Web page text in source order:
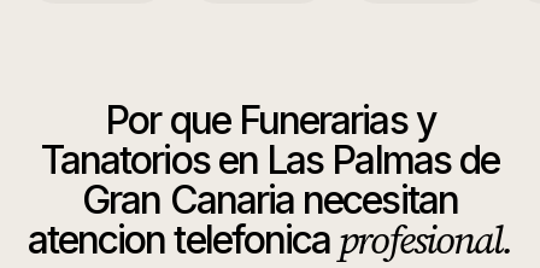
Por que Funerarias y
Tanatoriosen Las Palmas de
Gran Canaria necesitan
atencion telefonica profesional.